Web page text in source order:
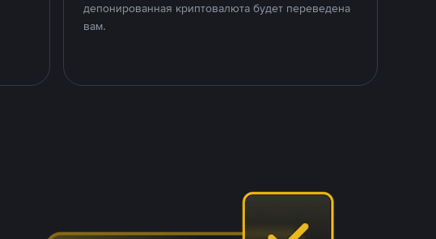
депонированная криптовалюта будет переведена
вам.